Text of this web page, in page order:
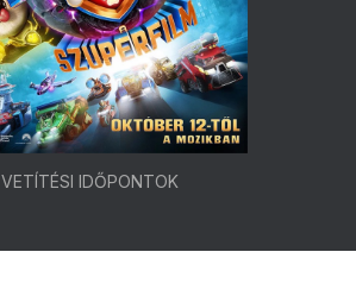
VETÍTÉSI IDŐPONTOK